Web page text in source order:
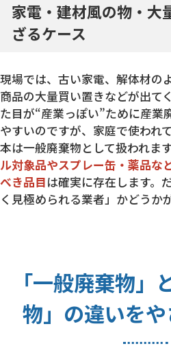
家電・建材風の物・大
ざるケース
現場では、古い家電、解体材の
商品の大量買い置きなどが出て
た目が“産業っぽい”ために産業
やすいのですが、家庭で使われ
本は一般廃棄物として扱われま
ル対象品やスプレー缶・薬品な
べき品目は確実に存在します。
く見極められる業者」かどうか
「一般廃棄物」
物」の違いを